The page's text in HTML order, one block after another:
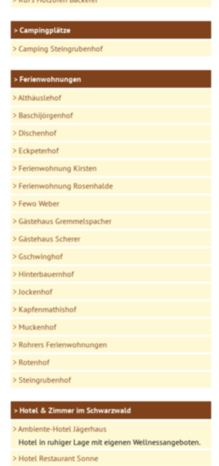
Campingplätze
Camping Steingrubenhof
Ferienwohnungen
Althäuslehof
Baschijörgenhof
Dischenhof
Eckpeterhof
Ferienwohnung Kirsten
Ferienwohnung Rosenhalde
Fewo Weber
Gästehaus Gremmelspacher
Gästehaus Scherer
Gschwinghof
Hinterbauernhof
Jockenhof
Kapfenmathishof
Muckenhof
Rohrers Ferienwohnungen
Rotenhof
Steingrubenhof
Hotel & Zimmer im Schwarzwald
Ambiente-Hotel Jägerhaus
Hotel in ruhiger Lage mit eigenen Wellnessangeboten.
Hotel Restaurant Sonne